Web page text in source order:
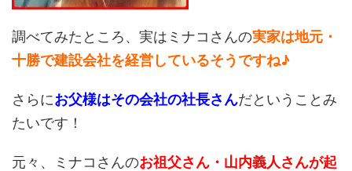
調べてみたところ、実はミナコさんの実家は地元・
十勝で建設会社を経営しているそうですね♪
さらにお父様はその会社の社長さんだということみ
たいです！
元々、ミナコさんのお祖父さん・山内義人さんが起